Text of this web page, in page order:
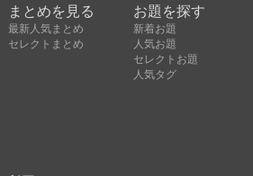
まとめを見る
最新人気まとめ
セレクトまとめ
お題を探す
新着お題
人気お題
セレクトお題
人気タグ